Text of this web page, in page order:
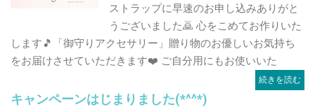
ストラップに早速のお申し込みありがと
うございました🙇 心をこめてお作りいた
します🎵「御守りアクセサリー」贈り物のお優しいお気持ち
をお届けさせていただきます❤️ ご自分用にもお使いいた
続きを読む
キャンペーンはじまりました(*^^*)